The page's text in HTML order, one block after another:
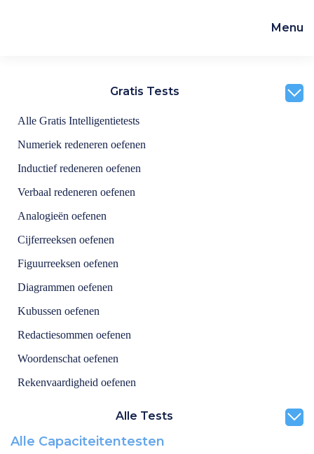
Menu
Gratis Tests
Alle Gratis Intelligentietests
Numeriek redeneren oefenen
Inductief redeneren oefenen
Verbaal redeneren oefenen
Analogieën oefenen
Cijferreeksen oefenen
Figuurreeksen oefenen
Diagrammen oefenen
Kubussen oefenen
Redactiesommen oefenen
Woordenschat oefenen
Rekenvaardigheid oefenen
Alle Tests
Alle Capaciteitentesten